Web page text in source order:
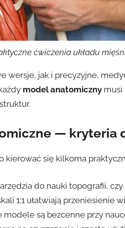
ćwiczenia układu
wersje, jak i precyzyjne,
model anatomiczny musi
— kryteria
kierować się kilkoma
do nauki topografii,
1:1 ułatwiają przeniesienie
są bezcenne przy